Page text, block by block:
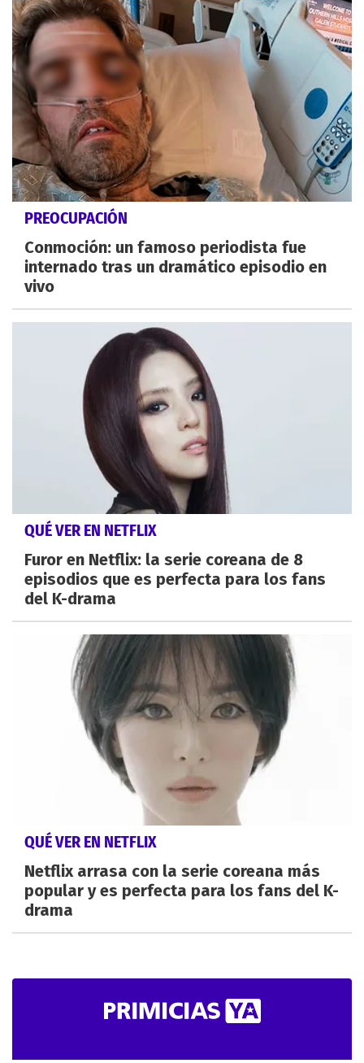
PREOCUPACIÓN
Conmoción: un famoso periodista fue
internado tras un dramático episodio en
vivo
QUÉ VER EN NETFLIX
Furor en Netflix: la serie coreana de 8
episodios que es perfecta para los fans
del K-drama
QUÉ VER EN NETFLIX
Netflix arrasa con la serie coreana más
popular y es perfecta para los fans del K-
drama